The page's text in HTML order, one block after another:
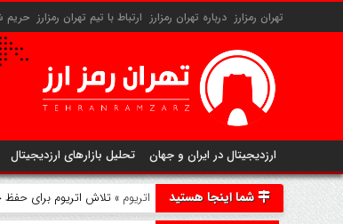
تهران رمزارز درباره تهران رمزارز ارتباط با تیم تهران رمزارز حریم
ارزدیجیتال در ایران و جهان
تحلیل بازارهای ارزدیجیتال
شما اینجا هستید اتریوم » تلاش اتریوم برای حفظ حمایت